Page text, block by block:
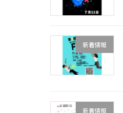
新着情報
新着情報